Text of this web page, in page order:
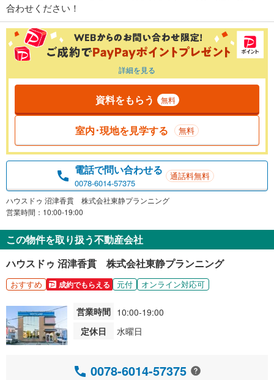
合わせください！
詳細を見る
資料をもらう 無料
室内･現地を見学する 無料
電話で問い合わせる
0078-6014-57375
通話料無料
ハウスドゥ 沼津香貫 株式会社東静プランニング
営業時間：10:00-19:00
この物件を取り扱う不動産会社
ハウスドゥ 沼津香貫 株式会社東静プランニング
おすすめ 成約でもらえる 元付 オンライン対応可
営業時間 10:00-19:00
定休日
水曜日
0078-6014-57375